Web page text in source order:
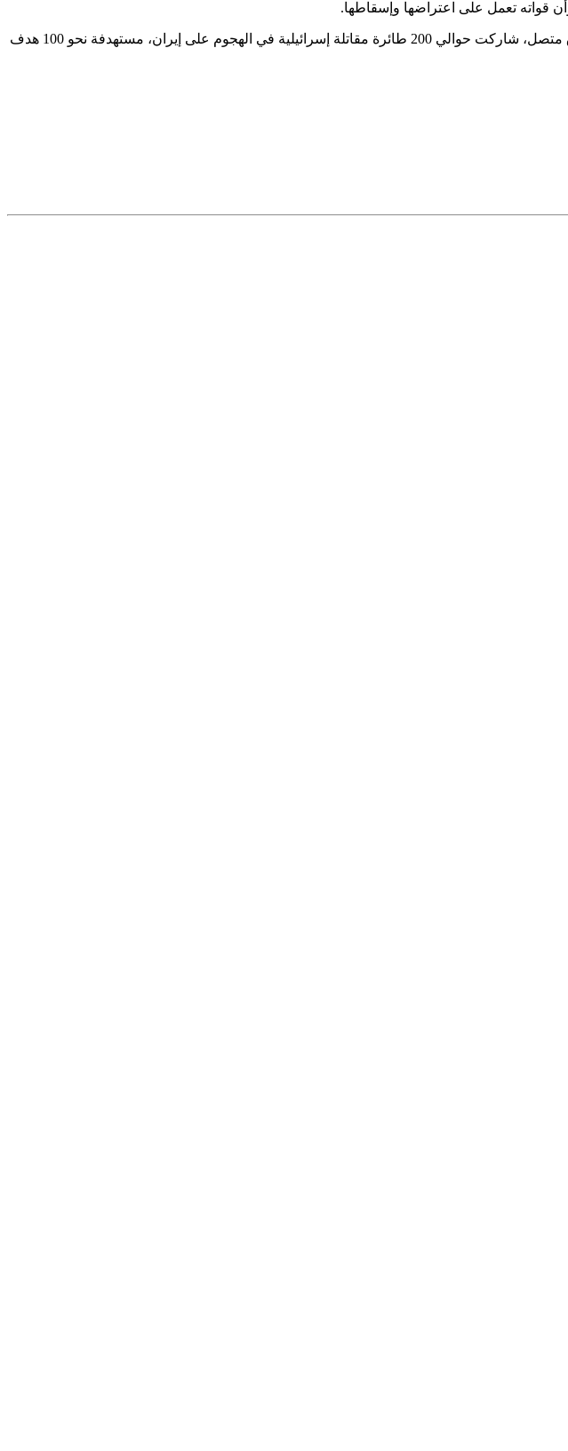
كما ذكرت وسائل إعلام إسرائيلية أن الجيش الإسرائيلي اعترض صواريخ إيرانية في الأجواء السورية. وفي سياق متصل، شاركت حوالي 200 طائرة مقاتلة إسرائيلية في الهجوم على إيران، مستهدفة نحو 100 هدف